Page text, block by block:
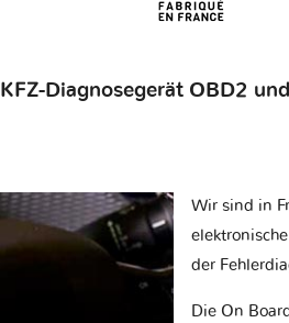
KFZ-Diagnosegerät OBD2
Wir sind in
der
Die On